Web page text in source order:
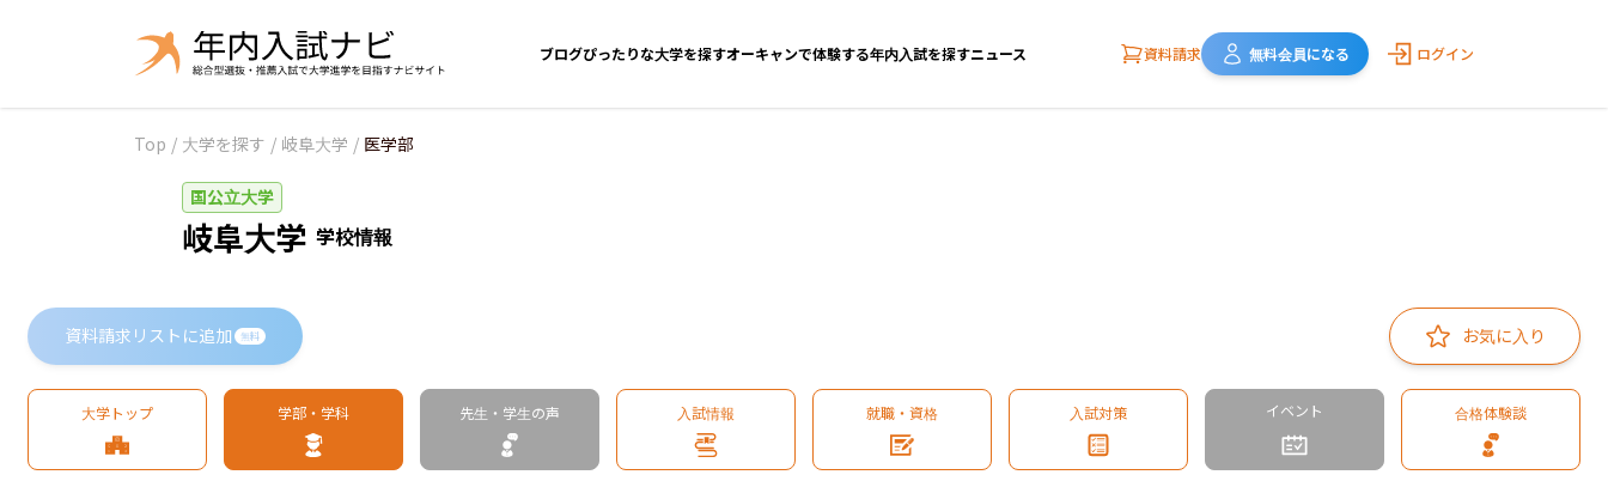
ブログぴったりな大学を探すオーキャンで体験する年内入試を探すニュース 資料請求 無料会員になる ログイン
Top / 大学を探す / 岐阜大学 / 医学部
国公立大学
岐阜大学 学校情報
資料請求リストに追加 無料 お気に入り
大学トップ 学部・学科 先生・学生の声 入試情報 就職・資格 入試対策 イベント 合格体験談